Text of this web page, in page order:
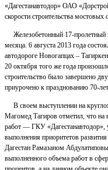
«Дагестанавтодор» ОАО
скорости строительства мостовых
Железобетонный 17-пролетный
месяца. 6 августа 2013 года
автодороге Новогапцах –
20 октября того же года
строительство было завершено
приурочено к празднованию 70-
В своем выступлении на
Магомед Тагиров отметил, что на
работ — ГКУ «Дагестанавтодор»,
выполнения приоритетов
Дагестан Рамазаном
выполненного объема работ в